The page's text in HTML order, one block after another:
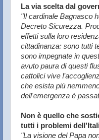
La via scelta dal
"Il cardinale Bagnasco
Decreto Sicurezza.
effetti sulla loro
cittadinanza: sono tutti
sono impegnate in
avuto paura di questi
cattolici vive
che esista più
dell'emergenza è
Non è quello che
tutti i problemi
"La visione del Papa